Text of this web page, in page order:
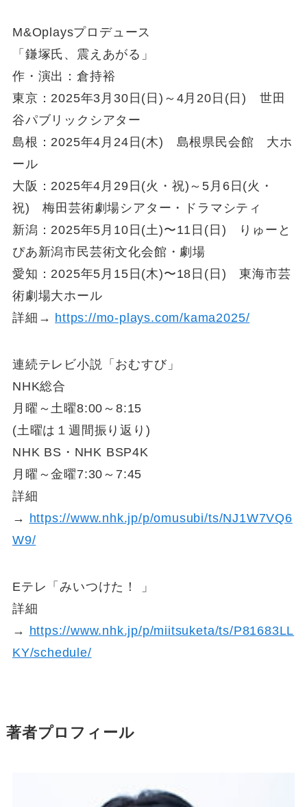
M&Oplaysプロデュース
「鎌塚氏、震えあがる」
作・演出：倉持裕
東京：2025年3月30日(日)～4月20日(日) 世田
谷パブリックシアター
島根：2025年4月24日(木) 島根県民会館 大ホ
ール
大阪：2025年4月29日(火・祝)～5月6日(火・
祝) 梅田芸術劇場シアター・ドラマシティ
新潟：2025年5月10日(土)〜11日(日) りゅーと
ぴあ新潟市民芸術文化会館・劇場
愛知：2025年5月15日(木)〜18日(日) 東海市芸
術劇場大ホール
詳細→ https://mo-plays.com/kama2025/
連続テレビ小説「おむすび」
NHK総合
月曜～土曜8:00～8:15
(土曜は１週間振り返り)
NHK BS・NHK BSP4K
月曜～金曜7:30～7:45
詳細
→ https://www.nhk.jp/p/omusubi/ts/NJ1W7VQ6
W9/
Eテレ「みいつけた！ 」
詳細
→ https://www.nhk.jp/p/miitsuketa/ts/P81683LL
KY/schedule/
著者プロフィール